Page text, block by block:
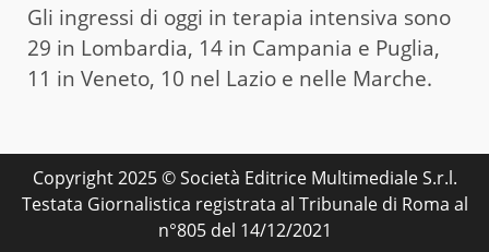
Gli ingressi di oggi in terapia intensiva sono
29 in Lombardia, 14 in Campania e Puglia,
11 in Veneto, 10 nel Lazio e nelle Marche.
Copyright 2025 © Società Editrice Multimediale S.r.l.
Testata Giornalistica registrata al Tribunale di Roma al
n°805 del 14/12/2021